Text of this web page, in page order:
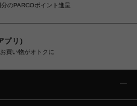
のPARCOポイント進呈
リ）
買い物がオトクに